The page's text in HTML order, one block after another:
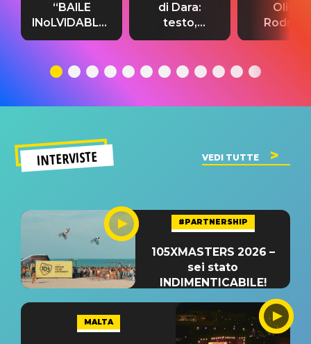
“BAILE
INoLVIDABLE”:
testo,
significato
di Dara:
testo,
traduzione e
del singolo
Olivia
testo,
INTERVISTE VEDI TUTTE
#PARTNERSHIP
105XMASTERS 2026 –
sei stato
INDIMENTICABILE!
MALTA